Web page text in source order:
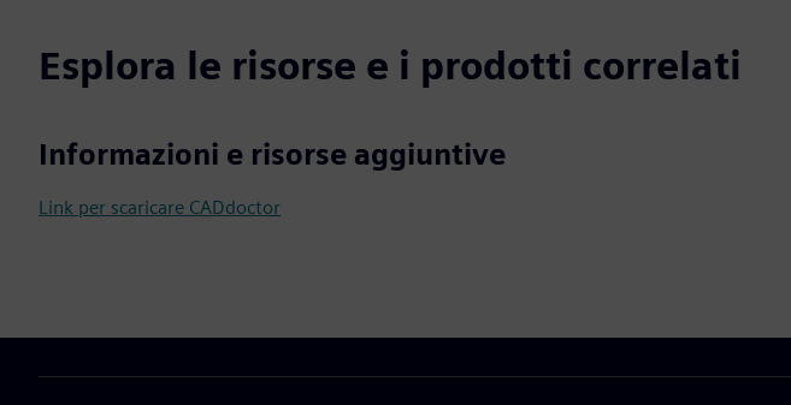
Esplora le risorse e i prodotti correlati
Informazioni e risorse aggiuntive
Link per scaricare CADdoctor